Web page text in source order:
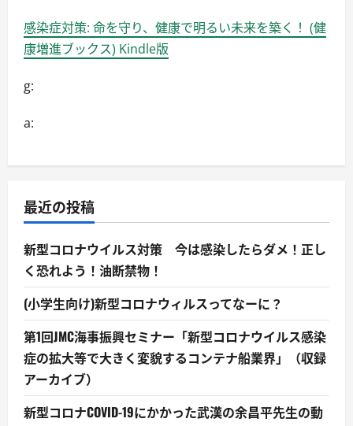
感染症対策: 命を守り、健康で明るい未来を築く！ (健
康増進ブックス) Kindle版
g:
a:
最近の投稿
新型コロナウイルス対策 今は感染したらダメ！正し
く恐れよう！油断禁物！
(小学生向け)新型コロナウィルスってなーに？
第1回JMC海事振興セミナー「新型コロナウイルス感染
症の拡大等で大きく変貌するコンテナ船業界」（収録
アーカイブ）
新型コロナCOVID-19にかかった武漢の余昌平先生の動